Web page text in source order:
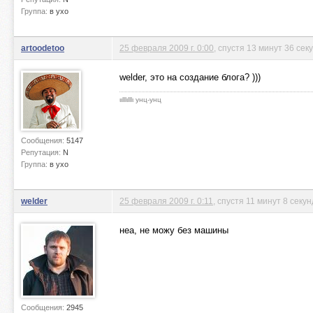
Группа: в ухо
artoodetoo
Сообщения: 5147
Репутация: N
Группа: в ухо
25 февраля 2009 г. 0:00 , спустя 13 минут 36
welder, это на создание блога? )))
ιιlllιlllι унц-унц
welder
Сообщения: 2945
25 февраля 2009 г. 0:11 , спустя 11 минут 8
неа, не можу без машины